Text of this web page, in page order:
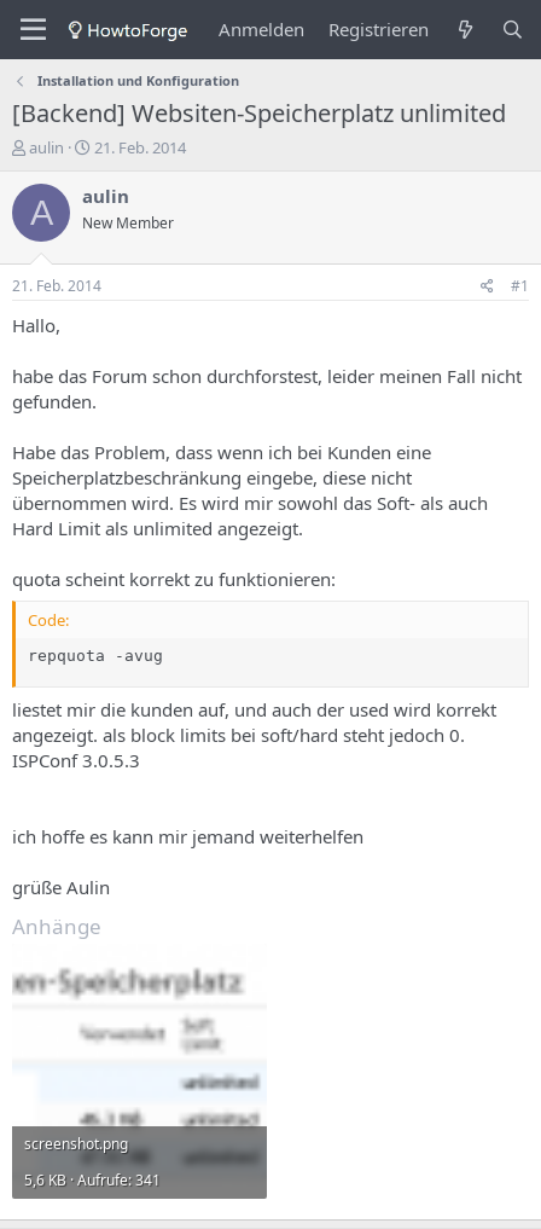
Anmelden Registrieren
Installation und Konfiguration
[Backend] Websiten-Speicherplatz unlimited
E
s
t
e
e
r
s
T
e
m
s
aulin
E
s
e
u
d
a
u
m
21. Feb. 2014
A aulin
New Member
21. Feb. 2014 #1
Hallo,
habe das Forum schon durchforstest, leider meinen Fall nicht
gefunden.
Habe das Problem, dass wenn ich bei Kunden eine
Speicherplatzbeschränkung eingebe, diese nicht
übernommen wird. Es wird mir sowohl das Soft- als auch
Hard Limit als unlimited angezeigt.
quota scheint korrekt zu funktionieren:
Code:
repquota -avug
liestet mir die kunden auf, und auch der used wird korrekt
angezeigt. als block limits bei soft/hard steht jedoch 0.
ISPConf 3.0.5.3
ich hoffe es kann mir jemand weiterhelfen
grüße Aulin
Anhänge
screenshot.png
5,6 KB · Aufrufe: 341